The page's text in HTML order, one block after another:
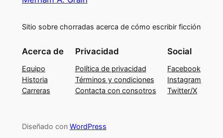
Sitio sobre chorradas acerca de cómo escribir ficción
Acerca de
Equipo
Historia
Carreras
Privacidad
Política de privacidad
Términos y condiciones
Contacta con consotros
Social
Facebook
Instagram
Twitter/X
Diseñado con WordPress